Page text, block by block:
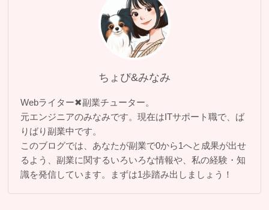
ちょぴ&みなみ
Webライター✖副業チューター。
元エンジニアのみなみです。現在はITサポート職で、ば
りばり副業中です。
このブログでは、あなたが副業で0から1へと成果が出せ
るよう、副業に関するいろいろな情報や、私の経験・知
識を発信しています。まずは1歩踏み出しましょう！